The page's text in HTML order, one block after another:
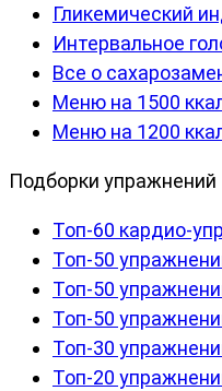
Гликемический
Интервальное
Все о
Меню на 1500
Меню на 1200
Подборки упражнений
Топ-60 кардио-
Топ-50
Топ-50
Топ-50
Топ-30
Топ-20